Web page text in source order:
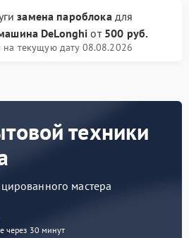
замена пароблокадля
DeLonghiот 500 руб.
на текущую дату 08.08.2026
техники
мастера
через 30 минут